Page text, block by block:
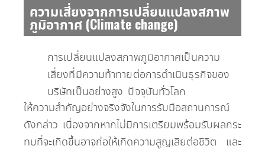
ความเสี่ยงจากการเปลี่ยนแปลงสภาพ
ภูมิอากาศ (Climate change)
การเปลี่ยนแปลงสภาพภูมิอากาศเป็นความ
เสี่ยงที่มีความท้าทายต่อการดำเนินธุรกิจของ
บริษัทเป็นอย่างสูง ปัจจุบันทั่วโลก
ให้ความสำคัญอย่างจริงจังในการรับมือสถานการณ์
ดังกล่าว เนื่องจากหากไม่มีการเตรียมพร้อมรับผลกระ
ทบที่จะเกิดขึ้นอาจก่อให้เกิดความสูญเสียต่อชีวิต และ